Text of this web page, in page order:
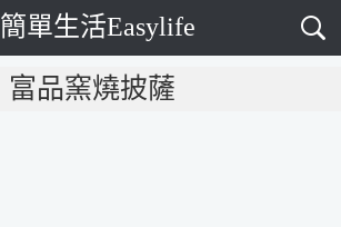
簡單生活Easylife
富品窯燒披薩